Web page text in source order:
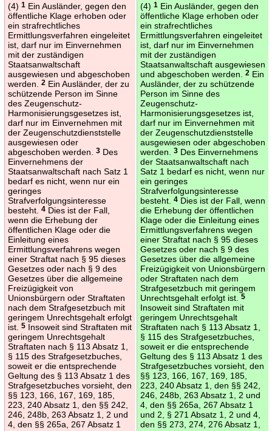
(4) 1Ein Ausländer, gegen den
öffentliche Klage erhoben oder
ein strafrechtliches
Ermittlungsverfahren eingeleitet
ist, darf nur im Einvernehmen
mit der zuständigen
Staatsanwaltschaft
ausgewiesen und abgeschoben
werden.
2Ein Ausländer, der zu
schützende Person im Sinne
des Zeugenschutz-
Harmonisierungsgesetzes ist,
darf nur im Einvernehmen mit
der Zeugenschutzdienststelle
ausgewiesen oder
abgeschoben werden.
3Des
Einvernehmens der
Staatsanwaltschaft nach Satz 1
bedarf es nicht, wenn nur ein
geringes
Strafverfolgungsinteresse
besteht.
4Dies ist der Fall,
wenn die Erhebung der
öffentlichen Klage oder die
Einleitung eines
Ermittlungsverfahrens wegen
einer Straftat nach § 95 dieses
Gesetzes oder nach § 9 des
Gesetzes über die allgemeine
Freizügigkeit von
Unionsbürgern oder Straftaten
nach dem Strafgesetzbuch mit
geringem Unrechtsgehalt erfolgt
ist.
5Insoweit sind Straftaten mit
geringem Unrechtsgehalt
Straftaten nach § 113 Absatz 1,
§ 115 des Strafgesetzbuches,
soweit er die entsprechende
Geltung des § 113 Absatz 1 des
Strafgesetzbuches vorsieht, den
§§ 123, 166, 167, 169, 185,
223, 240 Absatz 1, den §§ 242,
246, 248b, 263 Absatz 1, 2 und
4, den §§ 265a, 267 Absatz 1
(4) 1Ein Ausländer, gegen den
öffentliche Klage erhoben oder
ein strafrechtliches
Ermittlungsverfahren eingeleitet
ist, darf nur im Einvernehmen
mit der zuständigen
Staatsanwaltschaft ausgewiesen
und abgeschoben werden.
2Ein
Ausländer, der zu schützende
Person im Sinne des
Zeugenschutz-
Harmonisierungsgesetzes ist,
darf nur im Einvernehmen mit
der Zeugenschutzdienststelle
ausgewiesen oder abgeschoben
werden.
3Des Einvernehmens
der Staatsanwaltschaft nach
Satz 1 bedarf es nicht, wenn nur
ein geringes
Strafverfolgungsinteresse
besteht.
4Dies ist der Fall, wenn
die Erhebung der öffentlichen
Klage oder die Einleitung eines
Ermittlungsverfahrens wegen
einer Straftat nach § 95 dieses
Gesetzes oder nach § 9 des
Gesetzes über die allgemeine
Freizügigkeit von Unionsbürgern
oder Straftaten nach dem
Strafgesetzbuch mit geringem
Unrechtsgehalt erfolgt ist.
5
Insoweit sind Straftaten mit
geringem Unrechtsgehalt
Straftaten nach § 113 Absatz 1,
§ 115 des Strafgesetzbuches,
soweit er die entsprechende
Geltung des § 113 Absatz 1 des
Strafgesetzbuches vorsieht, den
§§ 123, 166, 167, 169, 185,
223, 240 Absatz 1, den §§ 242,
246, 248b, 263 Absatz 1, 2 und
4, den §§ 265a, 267 Absatz 1
und 2, § 271 Absatz 1, 2 und 4,
den §§ 273, 274, 276 Absatz 1,